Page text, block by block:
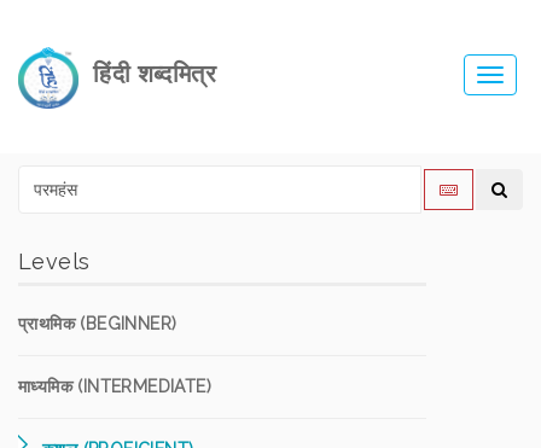
हिंदी शब्दमित्र
Levels
प्राथमिक (BEGINNER)
माध्यमिक (INTERMEDIATE)